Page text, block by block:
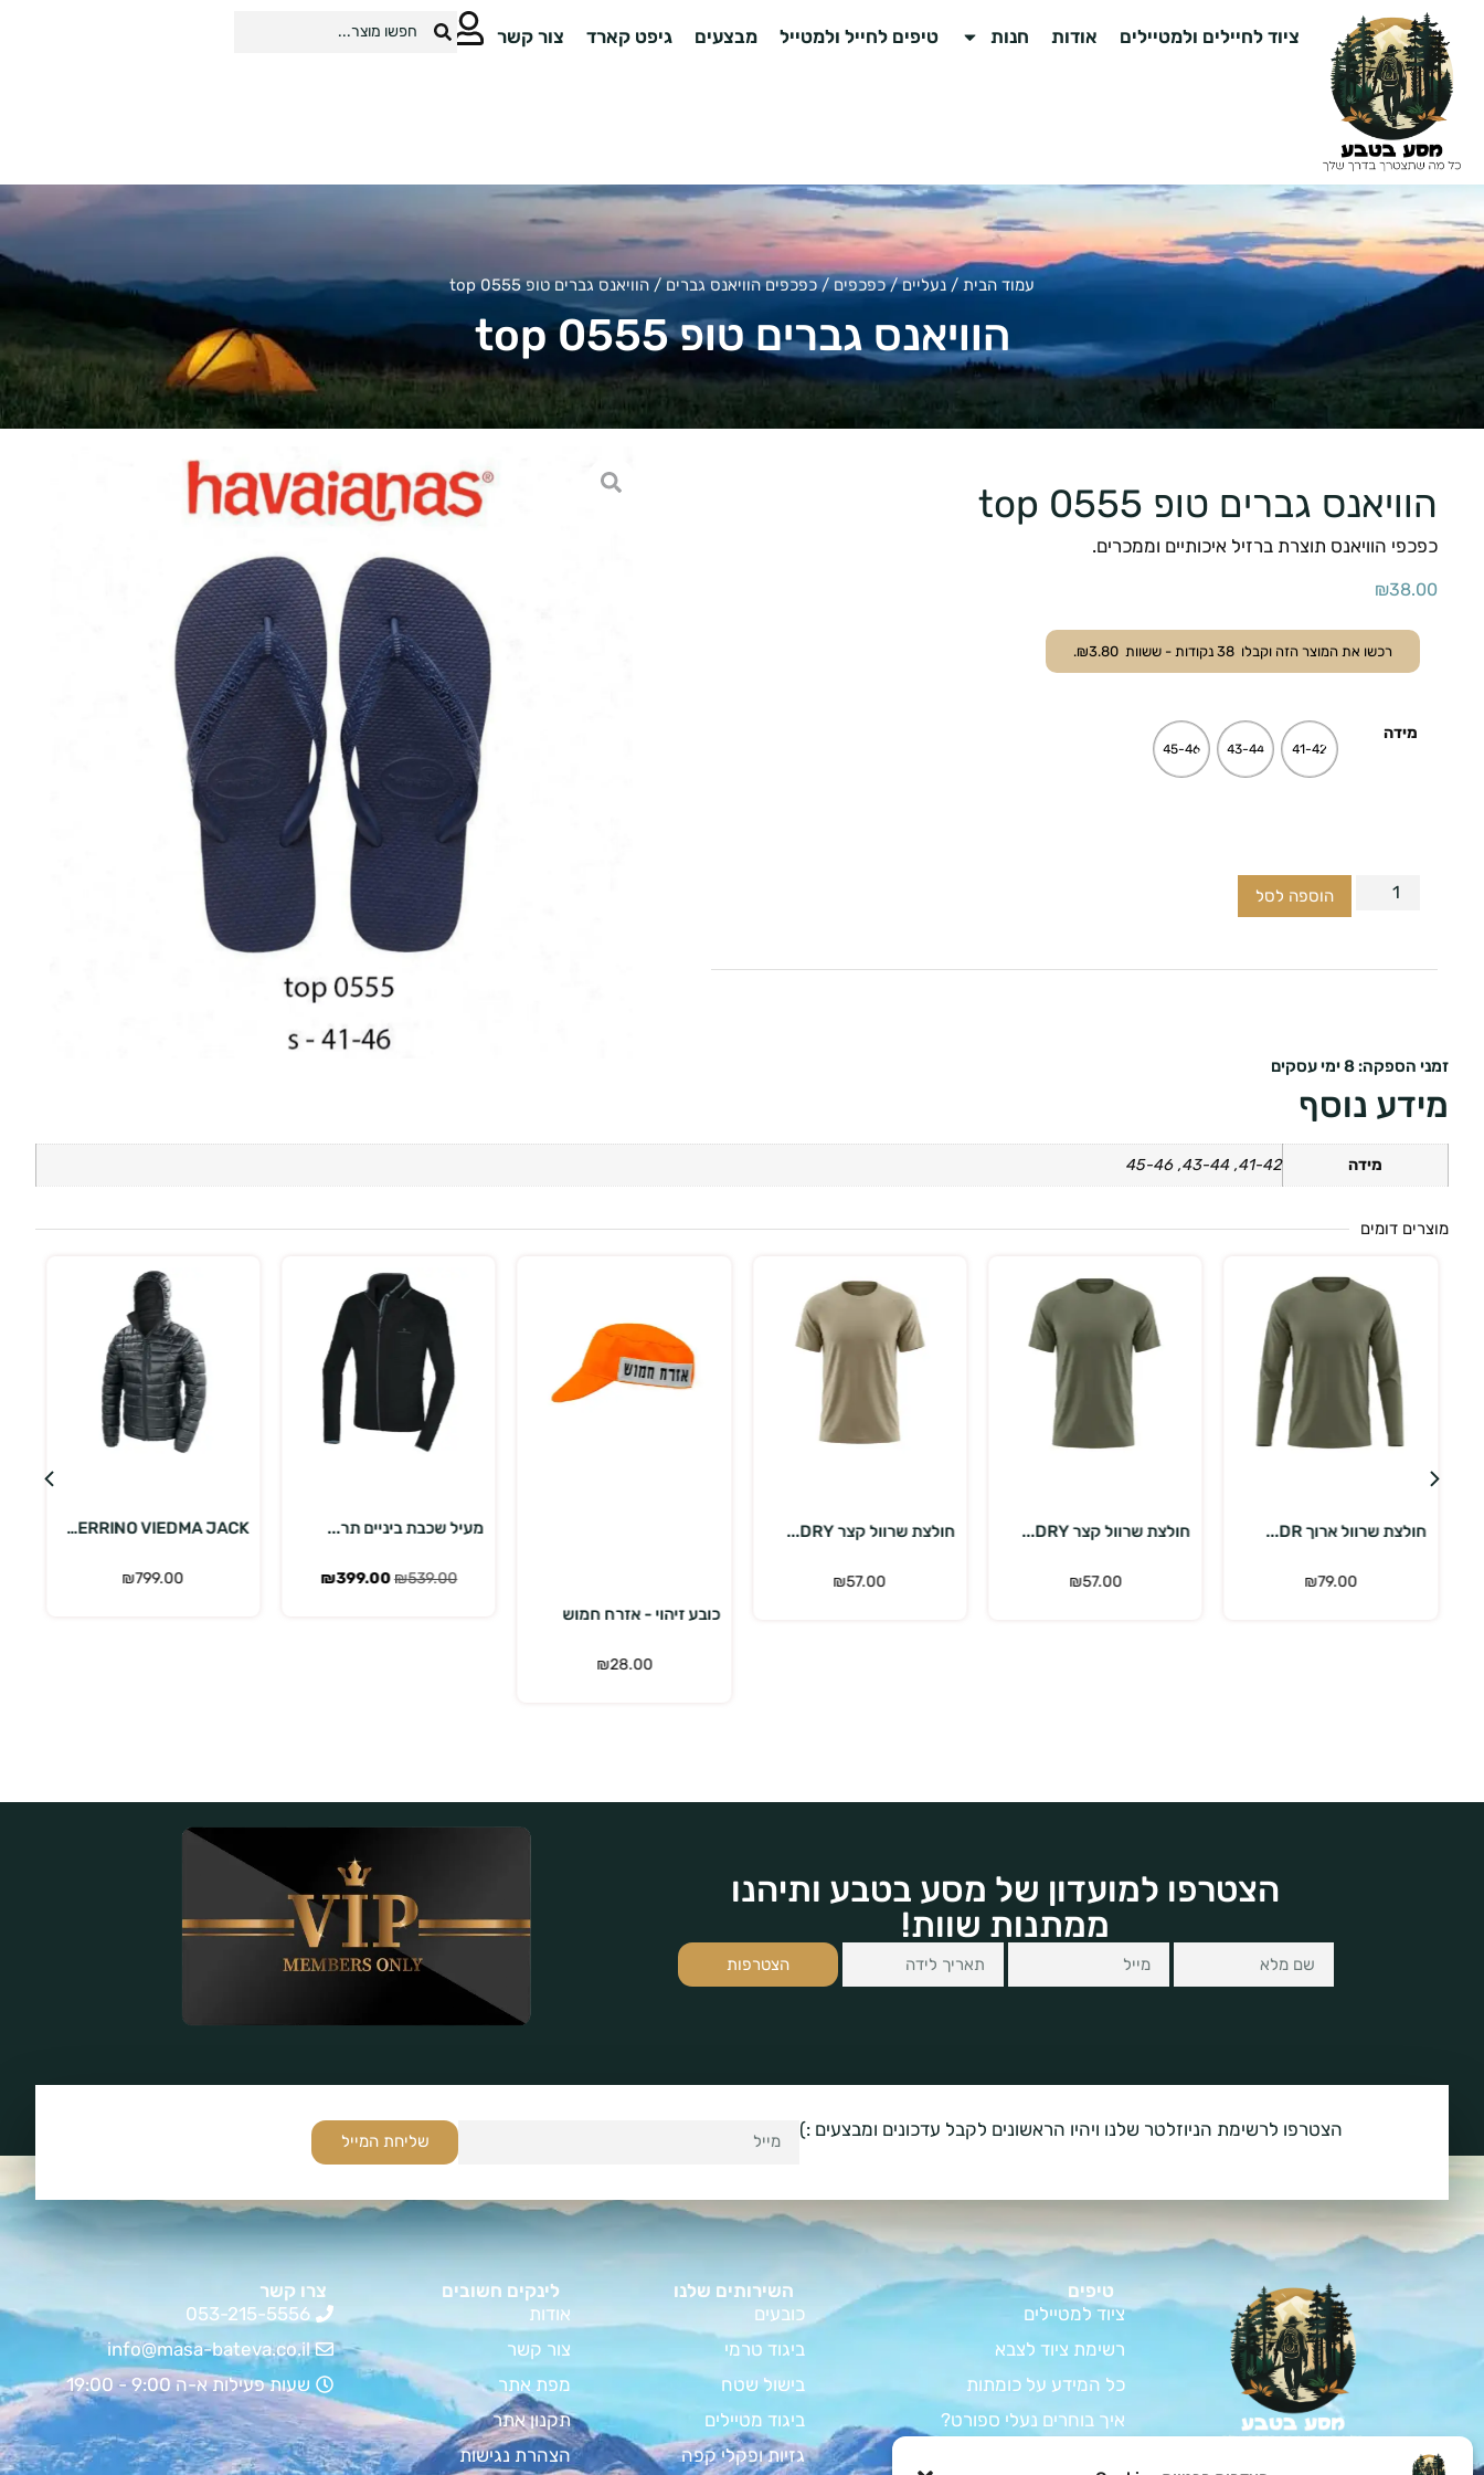
ציוד לחיילים ולמטיילים אודות חנות טיפים לחייל ולמטייל מבצעים גיפט קארד צור קשר
עמוד הבית/נעליים/כפכפים/כפכפים הוויאנס גברים/ הוויאנס גברים טופ top 0555
הוויאנס גברים טופ top 0555
הוויאנס גברים טופ top 0555
כפכפי הוויאנס תוצרת ברזיל איכותיים וממכרים.
₪38.00
רכשו את המוצר הזה וקבלו 38 נקודות - ששוות ₪3.80
.
מידה
41-42
43-44
45-46
הוספה לסל
זמני הספקה: 8 ימי עסקים
מידע נוסף
מידה 41-42, 43-44, 45-46
מוצרים דומים
חולצת שרוול קצר DRY...
₪57.00
חולצת שרוול קצר DRY...
₪57.00
הוספה לסל
₪799.00
FERRINO TOBOL JACKE...
₪389.00
הצטרפו למועדון של מסע בטבע ותיהנו
ממתנות שוות!
הצטרפות
הצטרפו לרשימת הניוזלטר שלנו ויהיו הראשונים לקבל עדכונים ומבצעים :)
שליחת המייל
צאו למסע בלתי נשכח
טיפים
ציוד למטיילים
רשימת ציוד לצבא
כל המידע על כומתות
איך בוחרים נעלי ספורט?
השירותים שלנו
כובעים
ביגוד טרמי
בישול שטח
ביגוד מטיילים
גזיות ופקלי קפה
לינקים חשובים
אודות
צור קשר
מפת אתר
תקנון אתר
הצהרת נגישות
צרו קשר
053-215-5556
info@masa-bateva.co.il
שעות פעילות א-ה 9:00 - 19:00